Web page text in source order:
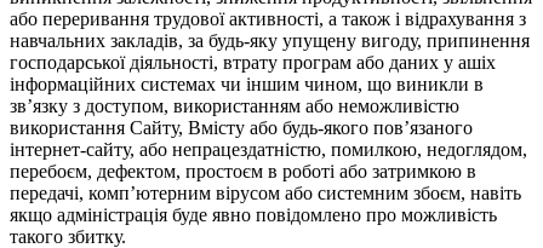
або переривання трудової активності, а також і відрахування з
навчальних закладів, за будь-яку упущену вигоду, припинення
господарської діяльності, втрату програм або даних у ашіх
інформаційних системах чи іншим чином, що виникли в
зв’язку з доступом, використанням або неможливістю
використання Сайту, Вмісту або будь-якого пов’язаного
інтернет-сайту, або непрацездатністю, помилкою, недоглядом,
перебоєм, дефектом, простоєм в роботі або затримкою в
передачі, комп’ютерним вірусом або системним збоєм, навіть
якщо адміністрація буде явно повідомлено про можливість
такого збитку.